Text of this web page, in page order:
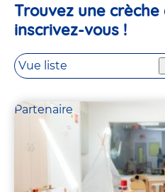
Trouvez une
inscrivez-vous !
Vue liste
Partenaire